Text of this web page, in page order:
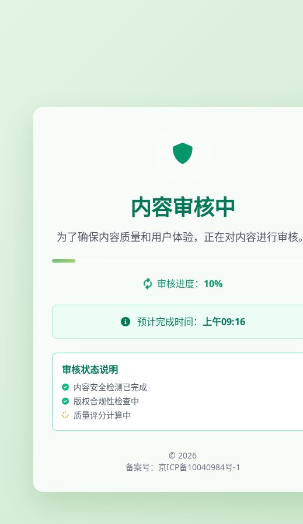
内容审核中
为了确保内容质量和用户体验，正在对内容进行审核。
审核进度： 10%
预计完成时间： 上午09:16
审核状态说明
内容安全检测已完成
版权合规性检查中
质量评分计算中
© 2026
备案号： 京ICP备10040984号-1